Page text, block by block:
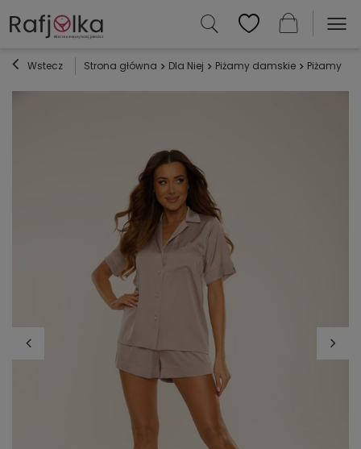
Wstecz Strona główna Dla Niej Piżamy damskie Piżamy